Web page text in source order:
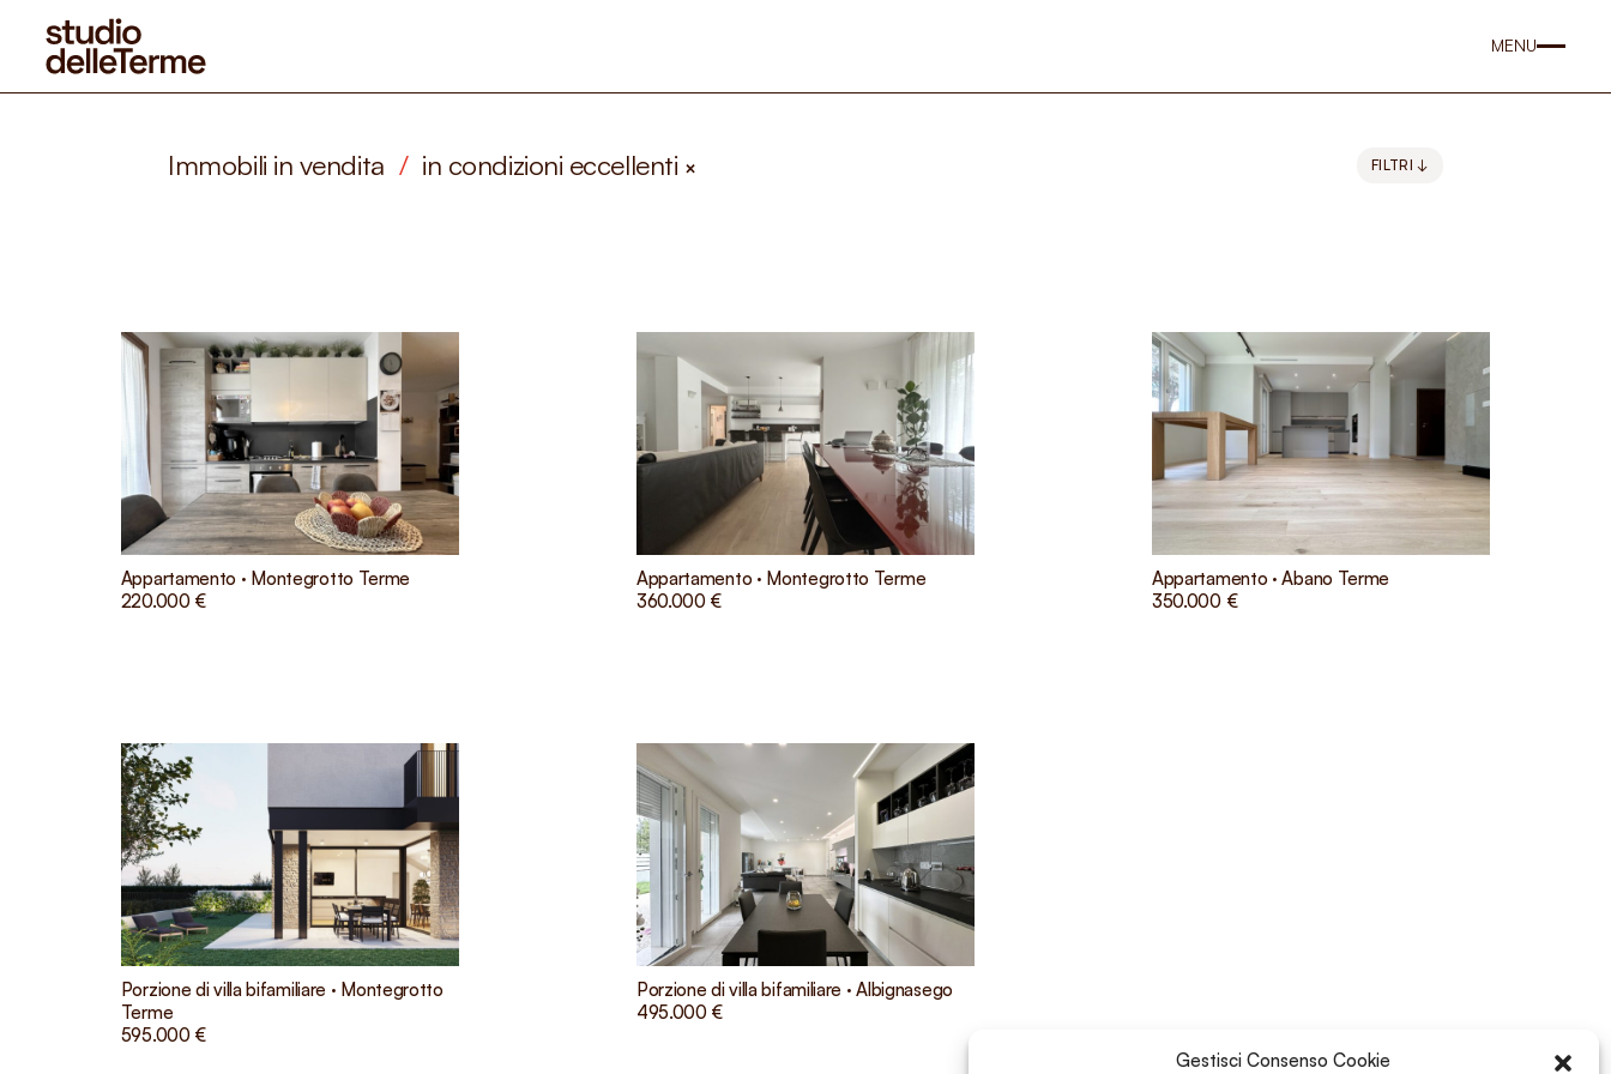
Gestisci Consenso Cookie
MENU
Immobili in vendita / in condizioni eccellenti × FILTRI ↓
Appartamento · Montegrotto Terme
220.000 €
Appartamento · Montegrotto Terme
360.000 €
Appartamento · Abano Terme
350.000 €
Porzione di villa bifamiliare · Montegrotto
Terme
595.000 €
Porzione di villa bifamiliare · Albignasego
495.000 €